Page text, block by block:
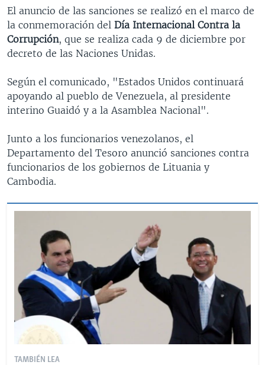
El anuncio de las sanciones se realizó en el marco de
la conmemoración del Día Internacional Contra la
Corrupción, que se realiza cada 9 de diciembre por
decreto de las Naciones Unidas.
Según el comunicado, "Estados Unidos continuará
apoyando al pueblo de Venezuela, al presidente
interino Guaidó y a la Asamblea Nacional".
Junto a los funcionarios venezolanos, el
Departamento del Tesoro anunció sanciones contra
funcionarios de los gobiernos de Lituania y
Cambodia.
TAMBIÉN LEA